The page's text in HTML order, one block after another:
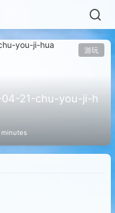
游玩
21-chu-you-ji-h
minutes